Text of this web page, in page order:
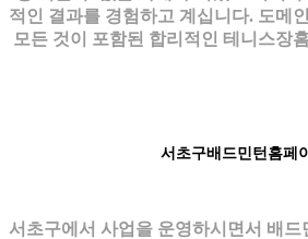
적인 결과를 경험하고 계십니다. 도메
모든 것이 포함된 합리적인 테니스장
서초구배드민턴홈페
서초구에서 사업을 운영하시면서 배드